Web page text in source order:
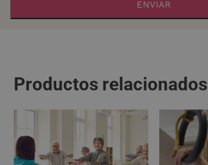
Productos relacionados